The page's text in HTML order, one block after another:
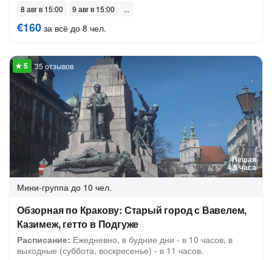
8 авг в 15:00 9 авг в 15:00
€160 за всё до 8 чел.
Пешая
4.5 часа
35 отзывов
Мини-группа до 10 чел.
Обзорная по Кракову: Старый город с Вавелем,
Казимеж, гетто в Подгуже
Расписание: Ежедневно, в будние дни - в 10 часов, в
выходные (суббота, воскресенье) - в 11 часов.